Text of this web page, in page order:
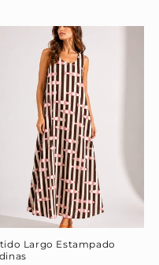
oferta
Largo Estampado